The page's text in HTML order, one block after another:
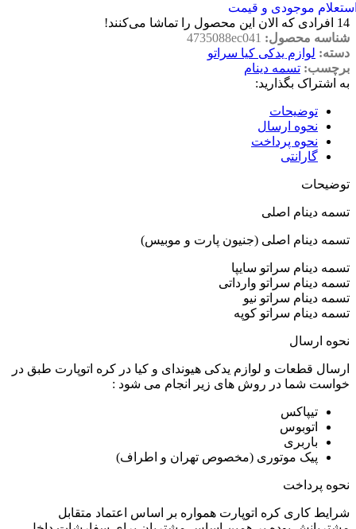
موجودی و قیمت
14 افرادی که الان این محصول را تماشا می‌کنند!
شناسه محصول: 4735088ec041
دسته: لوازم یدکی کیا سراتو
برچسب: تسمه دینام
به اشتراک بگذارید:
توضیحات
نحوه ارسال
نحوه پرداخت
گارانتی
توضیحات
تسمه دینام اصلی
تسمه دینام اصلی (جنیون پارت و موبیس)
تسمه دینام سراتو سایپا
تسمه دینام سراتو وارداتی
تسمه دینام سراتو نیو
تسمه دینام سراتو کوپه
نحوه ارسال
ارسال قطعات و لوازم یدکی هیوندای و کیا در کره اتوپارت طبق در
خواست شما در روش های زیر انجام می شود :
تیپاکس
اتوبوس
باربری
پیک موتوری (مخصوص تهران و اطراف)
نحوه پرداخت
شرایط کاری کره اتوپارت همواره بر اساس اعتماد متقابل